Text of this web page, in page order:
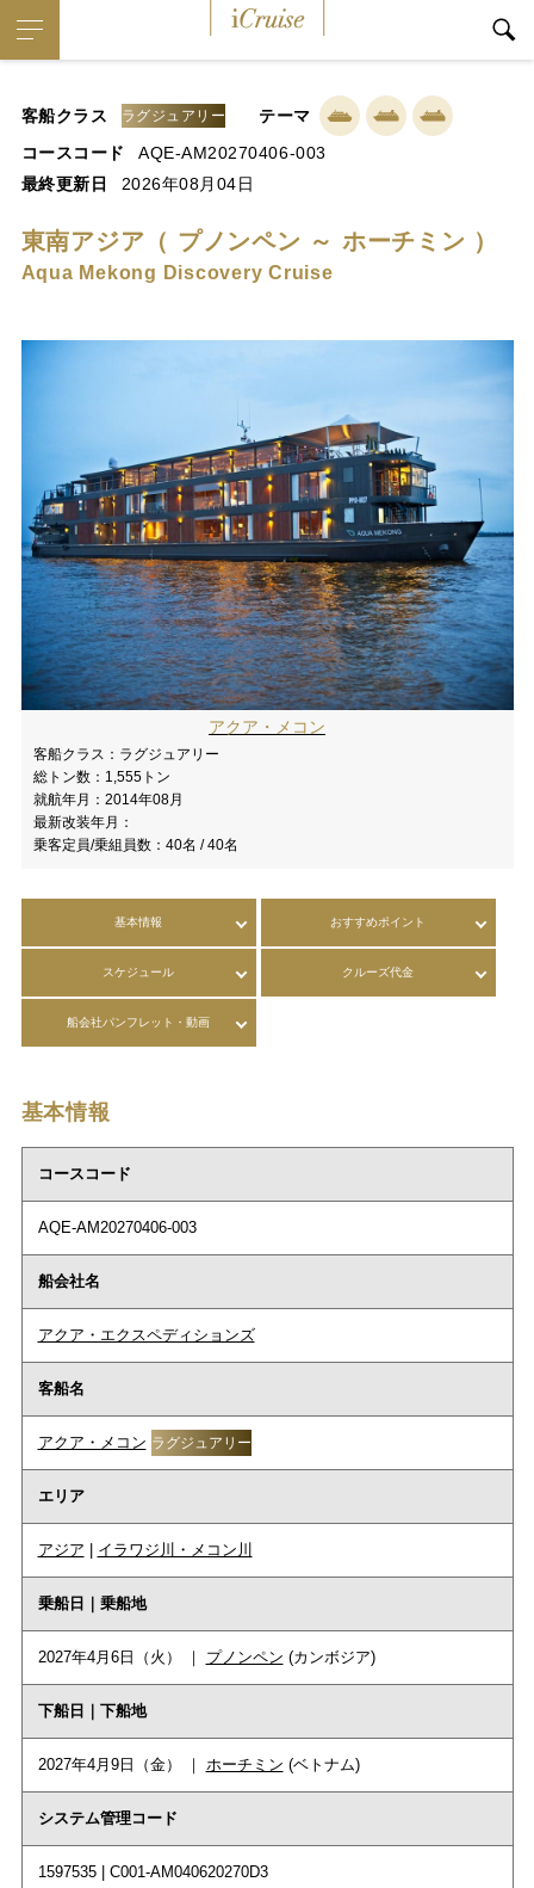
客船クラス ラグジュアリー
テーマ
コースコード
AQE-AM20270406-003
最終更新日
2026年08月04日
東南アジア（ プノンペン ～ ホーチミン ）
Aqua Mekong Discovery Cruise
アクア・メコン
客船クラス： ラグジュアリー
総トン数： 1,555トン
就航年月： 2014年08月
最新改装年月：
乗客定員/乗組員数： 40名 / 40名
基本情報 おすすめポイント
スケジュール クルーズ代金
船会社パンフレット・動画
基本情報
コースコード
AQE-AM20270406-003
船会社名
アクア・エクスペディションズ
客船名
アクア・メコン ラグジュアリー
エリア
アジア | イラワジ川・メコン川
乗船日｜乗船地
2027年4月6日（火） ｜ プノンペン (カンボジア)
下船日｜下船地
2027年4月9日（金） ｜ ホーチミン (ベトナム)
システム管理コード
1597535 | C001-AM040620270D3